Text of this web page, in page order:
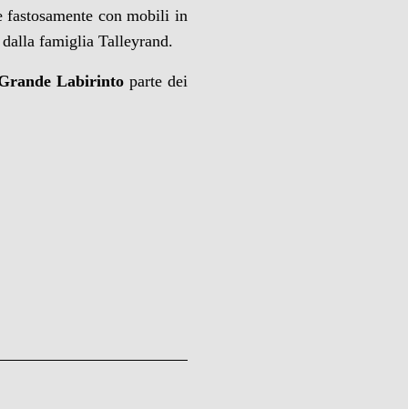
con mobili in
famiglia Talleyrand.
Labirintoparte dei